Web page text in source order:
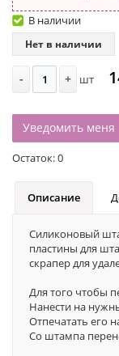
В наличии
Нет в наличии
- + шт
Уведомить меня
Остаток:0
Описание
Силиконовый
пластины для
скрапер для
Для того чтобы
Нанести на
Отпечатать его
Со штампа